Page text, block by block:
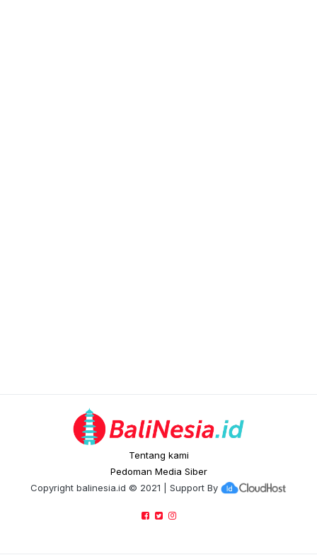
Tentang kami
Pedoman Media Siber
Copyright balinesia.id © 2021 | Support By